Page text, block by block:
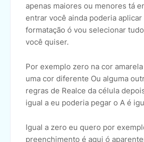
apenas maiores ou menores tá
entrar você ainda poderia aplicar
formatação ó vou selecionar
você quiser.
Por exemplo zero na cor
uma cor diferente Ou alguma
regras de Realce da célula
igual a eu poderia pegar o A é
Igual a zero eu quero por
preenchimento é aqui ó